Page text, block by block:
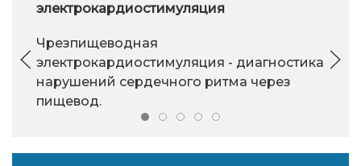
электрокардиостимуляция
Чрезпищеводная
электрокардиостимуляция - диагностика
нарушений сердечного ритма через
пищевод.